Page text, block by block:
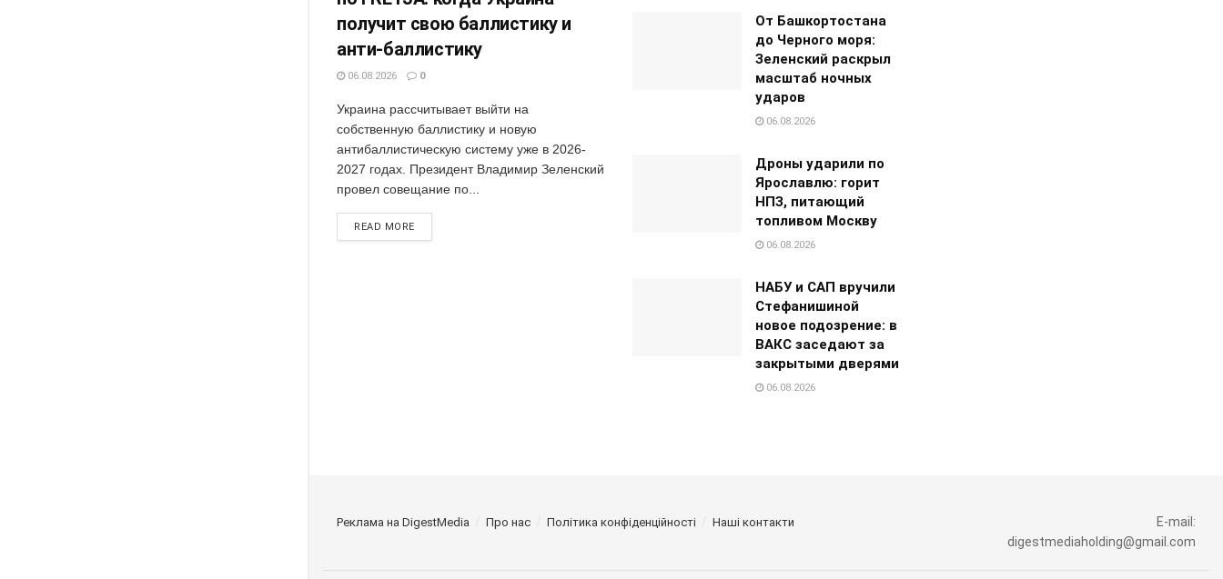
получит свою баллистику и
анти-баллистику
06.08.2026 0
Украина рассчитывает выйти на
собственную баллистику и новую
антибаллистическую систему уже в 2026-
2027 годах. Президент Владимир Зеленский
провел совещание по...
READ MORE
От Башкортостана
до Черного моря:
Зеленский раскрыл
масштаб ночных
ударов
06.08.2026
Дроны ударили по
Ярославлю: горит
НПЗ, питающий
топливом Москву
06.08.2026
НАБУ и САП вручили
Стефанишиной
новое подозрение: в
ВАКС заседают за
закрытыми дверями
06.08.2026
Реклама на DigestMedia Про нас Політика конфіденційності Наші контакти
E-mail:
digestmediaholding@gmail.com